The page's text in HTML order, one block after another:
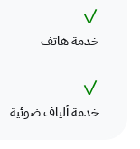
✓
خدمة هاتف
✓
خدمة ألياف ضوئية